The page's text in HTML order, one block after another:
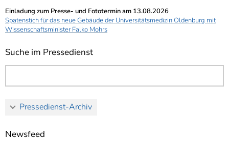
Einladung zum Presse- und Fototermin am 13.08.2026
Spatenstich für das neue Gebäude der Universitätsmedizin Oldenburg mit
Wissenschaftsminister Falko Mohrs
Suche im Pressedienst
Pressedienst-Archiv
Newsfeed